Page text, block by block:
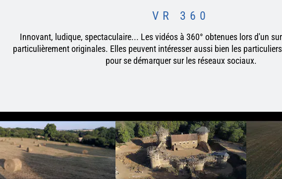
VR 360
Innovant, ludique, spectaculaire... Les vidéos à 360° obtenues lors d'un
particulièrement originales. Elles peuvent intéresser aussi bien les
pour se démarquer sur les réseaux sociaux.